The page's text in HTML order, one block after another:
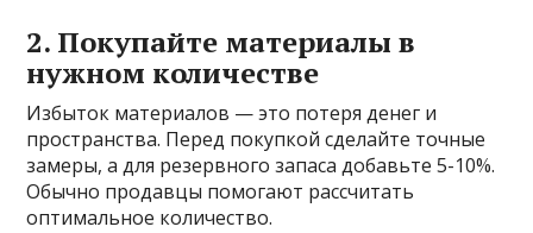
2. Покупайте материалы в
нужном количестве
Избыток материалов — это потеря денег и
пространства. Перед покупкой сделайте точные
замеры, а для резервного запаса добавьте 5-10%.
Обычно продавцы помогают рассчитать
оптимальное количество.